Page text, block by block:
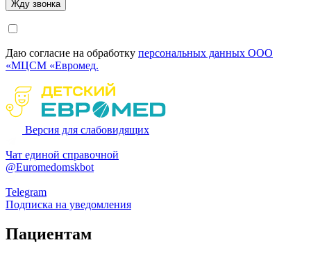
Даю согласие на обработку персональных данных ООО
«МЦСМ «Евромед.
Версия для слабовидящих
Чат единой справочной
@Euromedomskbot
Telegram
Подписка на уведомления
Пациентам